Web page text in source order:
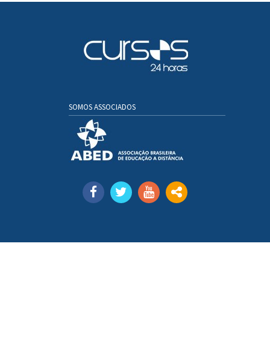
SOMOS ASSOCIADOS